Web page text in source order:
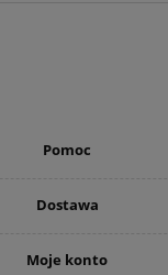
Pomoc
Dostawa
Moje konto